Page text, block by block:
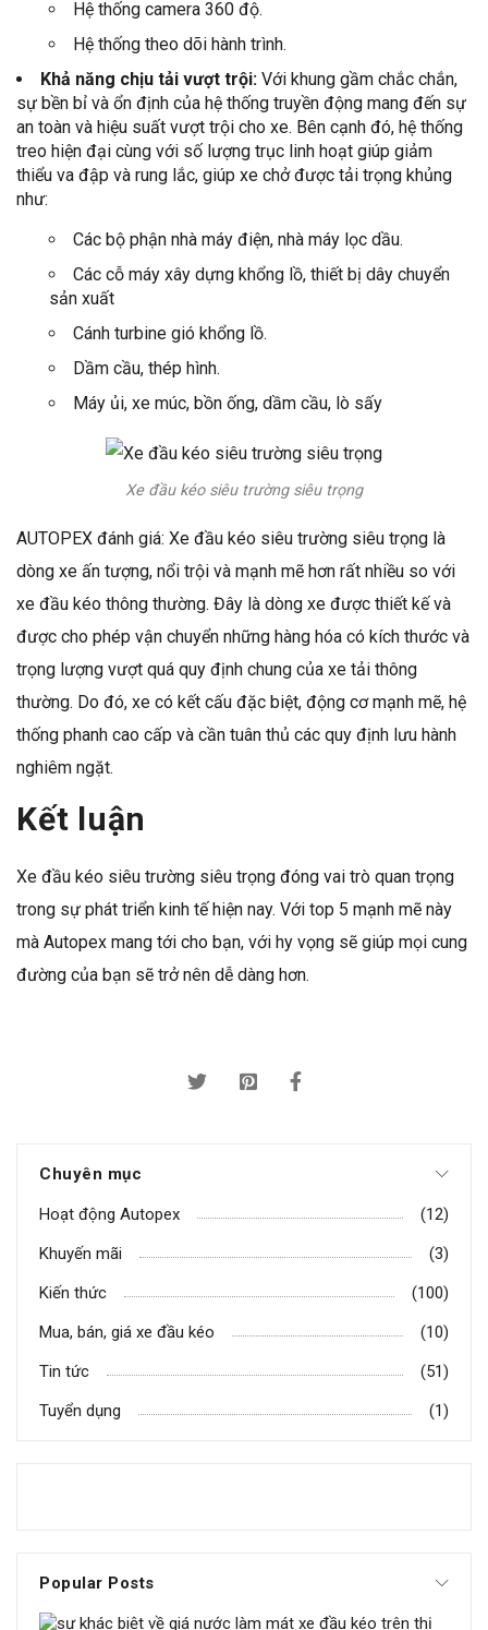
Hệ thống camera 360 độ.
Hệ thống theo dõi hành trình.
Khả năng chịu tải vượt trội: Với khung gầm chắc chắn,
sự bền bỉ và ổn định của hệ thống truyền động mang đến sự
an toàn và hiệu suất vượt trội cho xe. Bên cạnh đó, hệ thống
treo hiện đại cùng với số lượng trục linh hoạt giúp giảm
thiểu va đập và rung lắc, giúp xe chở được tải trọng khủng
như:
Các bộ phận nhà máy điện, nhà máy lọc dầu.
Các cỗ máy xây dựng khổng lồ, thiết bị dây chuyển
sản xuất
Cánh turbine gió khổng lồ.
Dầm cầu, thép hình.
Máy ủi, xe múc, bồn ống, dầm cầu, lò sấy
Xe đầu kéo siêu trường siêu trọng
AUTOPEX đánh giá: Xe đầu kéo siêu trường siêu trọng là
dòng xe ấn tượng, nổi trội và mạnh mẽ hơn rất nhiều so với
xe đầu kéo thông thường. Đây là dòng xe được thiết kế và
được cho phép vận chuyển những hàng hóa có kích thước và
trọng lượng vượt quá quy định chung của xe tải thông
thường. Do đó, xe có kết cấu đặc biệt, động cơ mạnh mẽ, hệ
thống phanh cao cấp và cần tuân thủ các quy định lưu hành
nghiêm ngặt.
Kết luận
Xe đầu kéo siêu trường siêu trọng đóng vai trò quan trọng
trong sự phát triển kinh tế hiện nay. Với top 5 mạnh mẽ này
mà Autopex mang tới cho bạn, với hy vọng sẽ giúp mọi cung
đường của bạn sẽ trở nên dễ dàng hơn.
Chuyên mục
Hoạt động Autopex
(12)
Khuyến mãi
(3)
Kiến thức
(100)
Mua, bán, giá xe đầu kéo
(10)
Tin tức
(51)
Tuyển dụng
(1)
Popular Posts